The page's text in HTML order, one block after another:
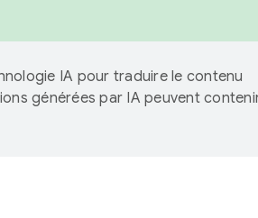
IA pour traduire le contenu
générées par IA peuvent